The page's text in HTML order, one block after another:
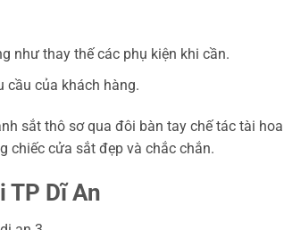
như thay thế các phụ kiện khi cần.
cầu của khách hàng.
sắt thô sơ qua đôi bàn tay chế tác tài
chiếc cửa sắt đẹp và chắc chắn.
TP Dĩ An